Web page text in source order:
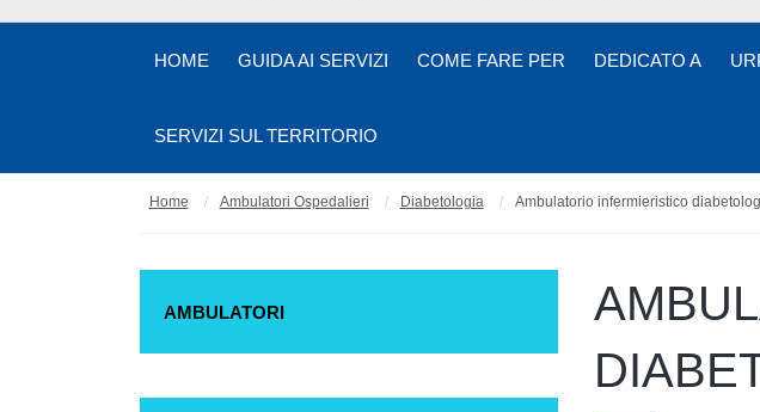
HOME GUIDA AI SERVIZI COME FARE PER DEDICATO A
SERVIZI SUL TERRITORIO
Home Ambulatori Ospedalieri Diabetologia Ambulatorio infermieristico
AMBULATORI